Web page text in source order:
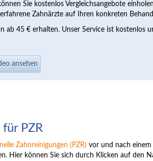
Sie kostenlos Vergleichsangebote
Zahnärzte auf Ihren konkreten
ab 45 € erhalten. Unser Service ist kostenlos
ansehen
PZR
Zahnreinigungen (PZR) vor und nach einem
Hier können Sie sich durch Klicken auf den